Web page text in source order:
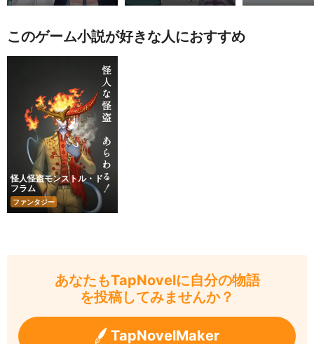
このゲーム小説が好きな人におすすめ
怪人怪盗モンストル・ド・
フラム
ファンタジー
あなたもTapNovelに自分の物語
を投稿してみませんか？
TapNovelMaker